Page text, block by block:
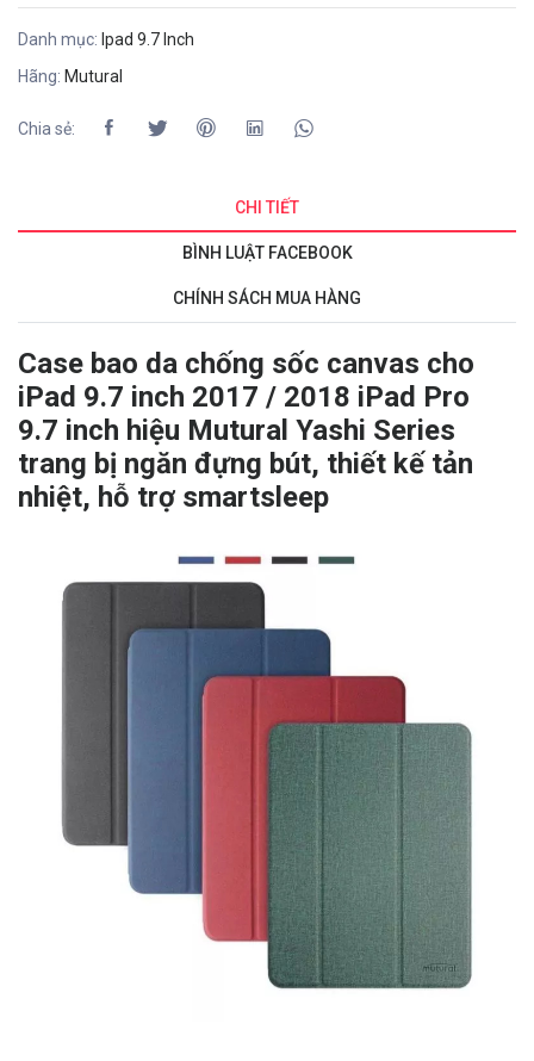
Danh mục: Ipad 9.7 Inch
Hãng: Mutural
Chia sẻ:
CHI TIẾT
BÌNH LUẬT FACEBOOK
CHÍNH SÁCH MUA HÀNG
Case bao da chống sốc canvas cho
iPad 9.7 inch 2017 / 2018 iPad Pro
9.7 inch hiệu Mutural Yashi Series
trang bị ngăn đựng bút, thiết kế tản
nhiệt, hỗ trợ smartsleep